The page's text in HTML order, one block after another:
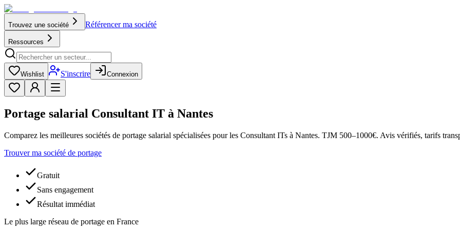
Trouvez une société Référencer ma société
Ressources
Wishlist S'inscrire Connexion
Portage salarial Consultant IT à Nantes
Comparez les meilleures sociétés de portage salarial spécialisées pour les Consultant ITs à Nantes. TJM 500–1000€. Avis vérifiés, tarifs
Trouver ma société de portage
Gratuit
Sans engagement
Résultat immédiat
Le plus large réseau de portage en France